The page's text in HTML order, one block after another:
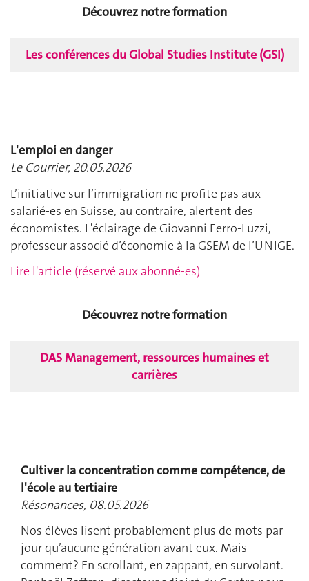
Découvrez notre formation
Les conférences du Global Studies Institute (GSI)
L'emploi en danger
Le Courrier, 20.05.2026
L’initiative sur l’immigration ne profite pas aux
salarié-es en Suisse, au contraire, alertent des
économistes. L'éclairage de Giovanni Ferro-Luzzi,
professeur associé d’économie à la GSEM de l’UNIGE.
Lire l'article (réservé aux abonné-es)
Découvrez notre formation
DAS Management, ressources humaines et
carrières
Cultiver la concentration comme compétence, de
l'école au tertiaire
Résonances, 08.05.2026
Nos élèves lisent probablement plus de mots par
jour qu’aucune génération avant eux. Mais
comment? En scrollant, en zappant, en survolant.